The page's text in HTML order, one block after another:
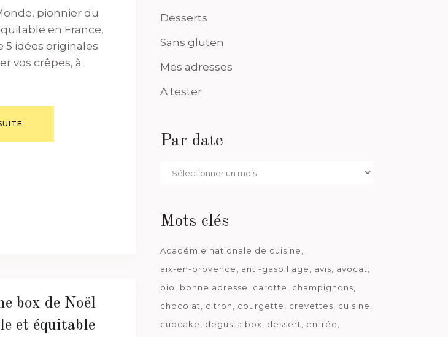
pionnier du
en France,
5 idées originales
vos crêpes, à
box de Noël
et équitable
Desserts
Sans gluten
Mes adresses
A tester
Par date
Par
Mots clés
Académie nationale de cuisine
aix-en-provence
anti-gaspillage avis
avocat
bio
bonne adresse carotte
champignons
chocolat
citron courgette crevettes
cuisine
cupcake
degusta box dessert
entrée